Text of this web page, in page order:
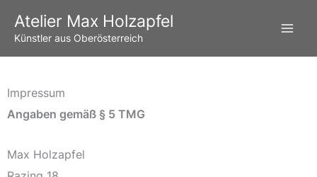
Inhalt
Atelier Max Holzapfel
Künstler aus Oberösterreich
Impressum
Angaben gemäß § 5 TMG
Max Holzapfel